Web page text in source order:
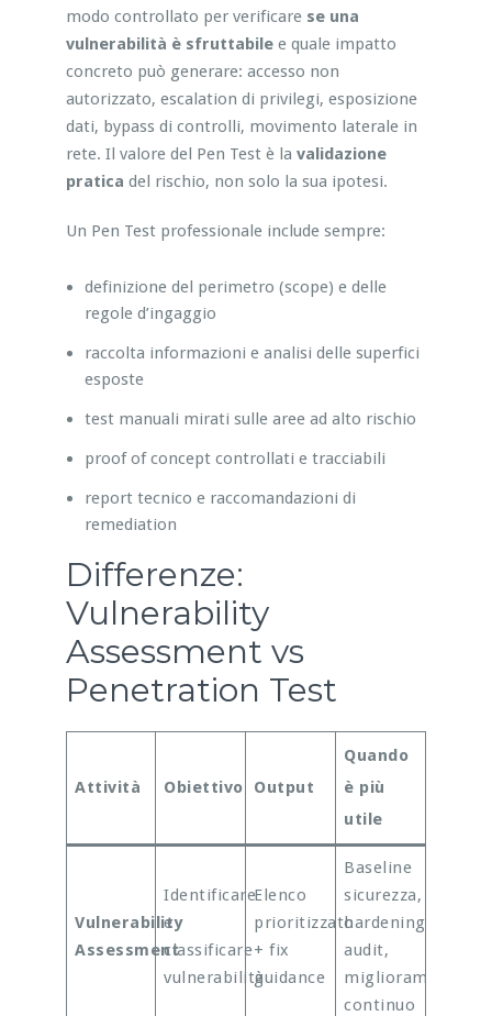
modo controllato per verificare se una
vulnerabilità è sfruttabilee quale impatto
concreto può generare: accesso non
autorizzato, escalation di privilegi, esposizione
dati, bypass di controlli, movimento laterale in
rete. Il valore del Pen Test è la validazione
pratica del rischio, non solo la sua ipotesi.
Un Pen Test professionale include sempre:
definizione del perimetro (scope) e delle
regole d’ingaggio
raccolta informazioni e analisi delle superfici
esposte
test manuali mirati sulle aree ad alto rischio
proof of concept controllati e tracciabili
report tecnico e raccomandazioni di
remediation
Differenze:
Vulnerability
Assessment vs
Penetration Test
Attività Obiettivo Output
Quando
è più
utile
Vulnerability
Assessment
Identificare
e
classificare
vulnerabilità
Elenco
prioritizzato
+ fix
guidance
Baseline
sicurezza,
hardening,
audit,
miglioramento
continuo